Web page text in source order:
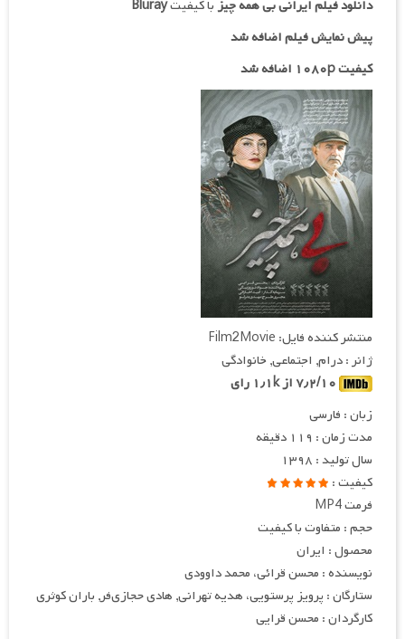
دانلود فیلم ایرانیبی‌ همه‌ چیزبا کیفیتBluray
پیش نمایش فیلم اضافه شد
کیفیت ۱۰۸۰p اضافه شد
منتشر کننده فایل: Film2Movie
ژانر : درام, اجتماعی, خانوادگی
زبان : فارسی
مدت زمان : ۱۱۹ دقیقه
سال تولید : ۱۳۹۸
کیفیت :
فرمت MP4
حجم : متفاوت با کیفیت
محصول : ایران
نویسنده : محسن قرائی، محمد داوودی
ستارگان : پرویز پرستویی، هدیه تهرانی, هادی حجازی‌فر, باران کوثری
کارگردان : محسن قرایی